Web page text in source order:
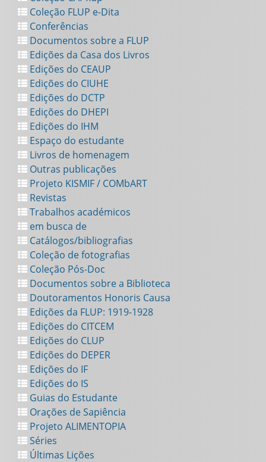
Coleção FLUP e-Dita
Conferências
Documentos sobre a FLUP
Edições da Casa dos Livros
Edições do CEAUP
Edições do CIUHE
Edições do DCTP
Edições do DHEPI
Edições do IHM
Espaço do estudante
Livros de homenagem
Outras publicações
Projeto KISMIF / COMbART
Revistas
Trabalhos académicos
em busca de
Catálogos/bibliografias
Coleção de fotografias
Coleção Pós-Doc
Documentos sobre a Biblioteca
Doutoramentos Honoris Causa
Edições da FLUP: 1919-1928
Edições do CITCEM
Edições do CLUP
Edições do DEPER
Edições do IF
Edições do IS
Guias do Estudante
Orações de Sapiência
Projeto ALIMENTOPIA
Séries
Últimas Lições